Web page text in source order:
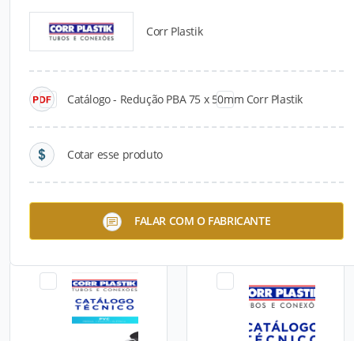
Corr Plastik
Catálogo - Redução PBA 75 x 50mm Corr Plastik
Cotar esse produto
FALAR COM O FABRICANTE
Catálogos para Download
Tubo PVC-O Esgoto PN 12,5